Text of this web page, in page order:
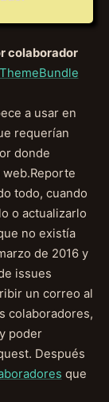
colaborador
a usar en
requerían
donde
web.Reporte
todo, cuando
o actualizarlo
no existía
de 2016 y
issues
un correo al
colaboradores,
poder
Después
que